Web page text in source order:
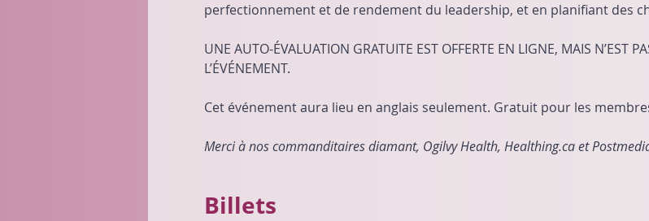
perfectionnement et de rendement du leadership, et en planifiant des
UNE AUTO-ÉVALUATION GRATUITE EST OFFERTE EN LIGNE, MAIS N’EST
L’ÉVÉNEMENT.
Cet événement aura lieu en anglais seulement. Gratuit pour les
Merci à nos commanditaires diamant, Ogilvy Health, Healthing.ca et
Billets